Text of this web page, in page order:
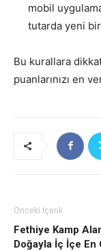
mobil
tutarda yeni
Bu kurallara
puanlarınızı en
Önceki İçerik
Fethiye Kamp
Doğayla İç İçe En